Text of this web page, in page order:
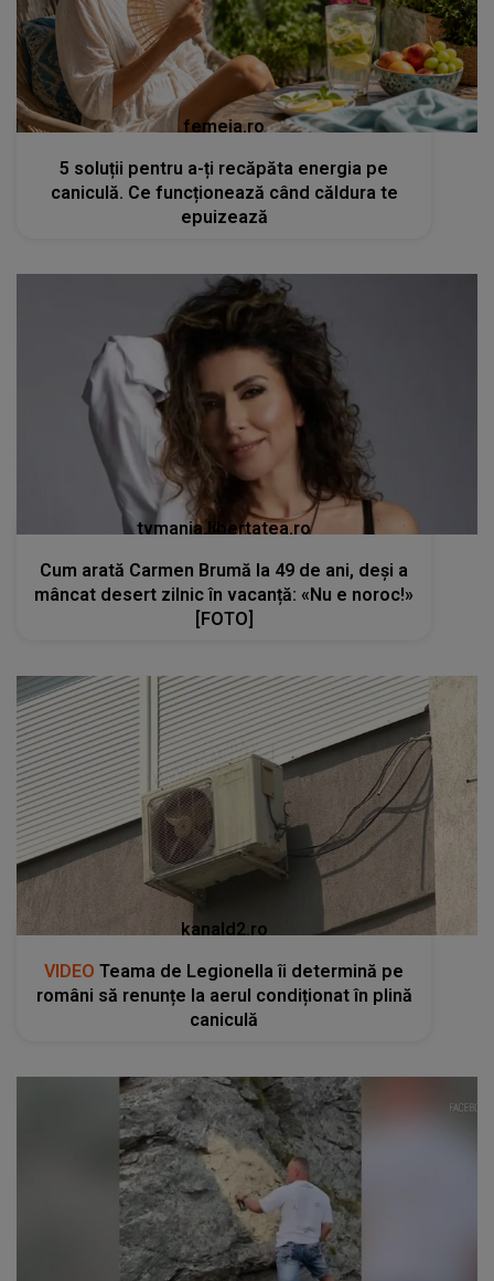
femeia.ro
5 soluții pentru a-ți recăpăta energia pe
caniculă. Ce funcționează când căldura te
epuizează
tvmania.libertatea.ro
Cum arată Carmen Brumă la 49 de ani, deși a
mâncat desert zilnic în vacanță: «Nu e noroc!»
[FOTO]
kanald2.ro
VIDEO Teama de Legionella îi determină pe
români să renunțe la aerul condiționat în plină
caniculă